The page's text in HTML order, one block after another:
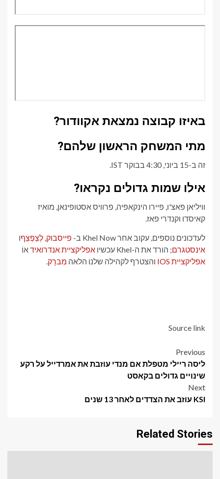
באיזו קבוצה נמצאת אקוודור?
מתי המשחק הראשון שלהם?
זה ב-15 ביוני, 4:30 בבוקר IST.
אילו שמות גדולים נקראו?
וויליאן פאצ'ו, פיירו הינקאפיה, פרוויס אסטופינאן, מואיז
קאיסדו וקנדרי פאז.
לעדכונים נוספים, עקוב אחר Khel Now ב- פייסבוק, לְצַפְצֵףו
אינסטגרם; הורד את ה-Khel עכשיו אפליקציית אנדרואידאוֹ
אפליקציית IOS
והצטרף לקהילה שלנו הלאה מִברָק.
Source link
Post
navigation
Previous
ליסה ריילי מטפלת אם מנדי עוזבת את אמרדייל על רקע
שינויים גדולים בקאסט
Next
KSI עוזב את הצדדים לאחר 13 שנים
Related Stories